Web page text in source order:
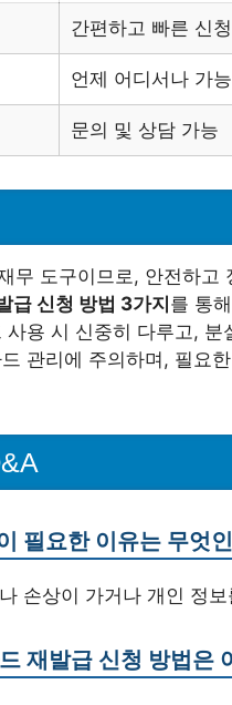
간편하고 빠른 신
언제 어디서나 가능
문의 및 상담 가능
무 도구이므로, 안전하고
급 신청 방법 3가지 를 통
용 시 신중히 다루고,
관리에 주의하며, 필요
필요한 이유는 무엇
손상이 가거나 개인 정
재발급 신청 방법은